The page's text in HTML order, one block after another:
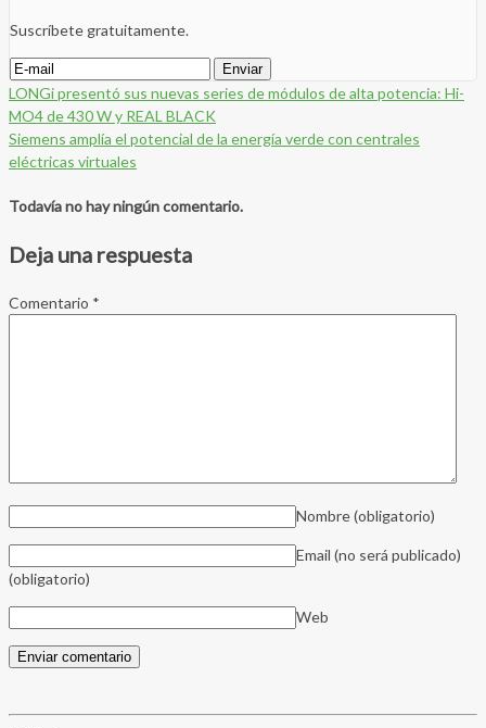
Suscríbete gratuitamente.
LONGi presentó sus nuevas series de módulos de alta potencia: Hi-
MO4 de 430 W y REAL BLACK
Siemens amplía el potencial de la energía verde con centrales
eléctricas virtuales
Todavía no hay ningún comentario.
Deja una respuesta
Comentario *
Nombre(obligatorio)
Email (no será publicado)
(obligatorio)
Web